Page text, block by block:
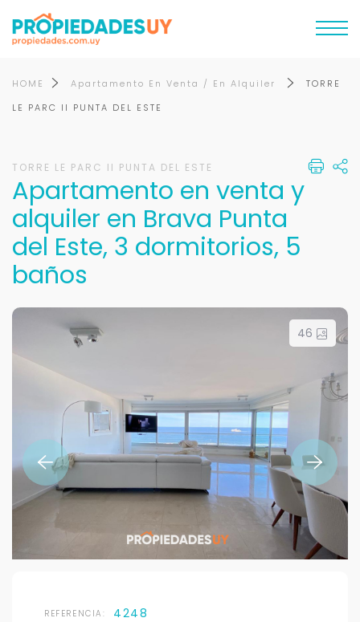
HOME Apartamento En Venta / En Alquiler
TORRE
LE PARC II PUNTA DEL ESTE
TORRE LE PARC II PUNTA DEL ESTE
Apartamento en venta y
alquiler en Brava Punta
del Este, 3 dormitorios, 5
baños
46
REFERENCIA: 4248